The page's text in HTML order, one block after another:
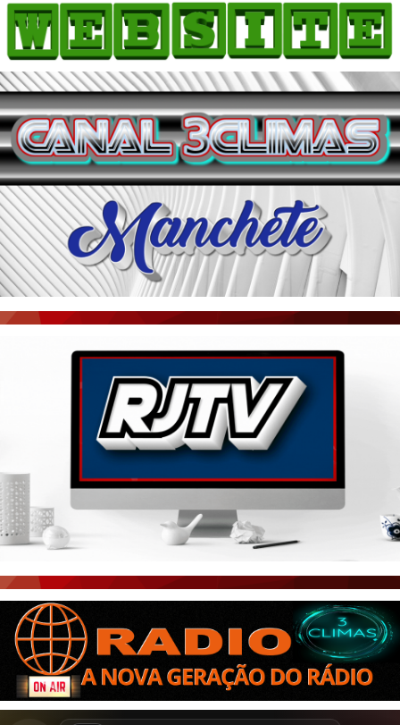
HOME
COMO ANUNCIAR
JORNAIS DO BRASIL
PODCAST/NOTÍCIAS
AS NOTÍCIAS DO DIA
ACONTECEU...VIROU MANCHETE!
BLOGS & COLUNAS
AGÊNCIA DE NOTÍCIAS
CNN BRASIL
PORTAL CEARÁ
ÚLTIMAS POSTAGENS
BOAS NOTÍCIAS...VIRAM MANCHETE!
CEARÁ BRASIL NOTÍCIAS
CEARÁ BRASIL MUNDO 1
BRASIL DE FATO
NOTÍCIAS GERAIS